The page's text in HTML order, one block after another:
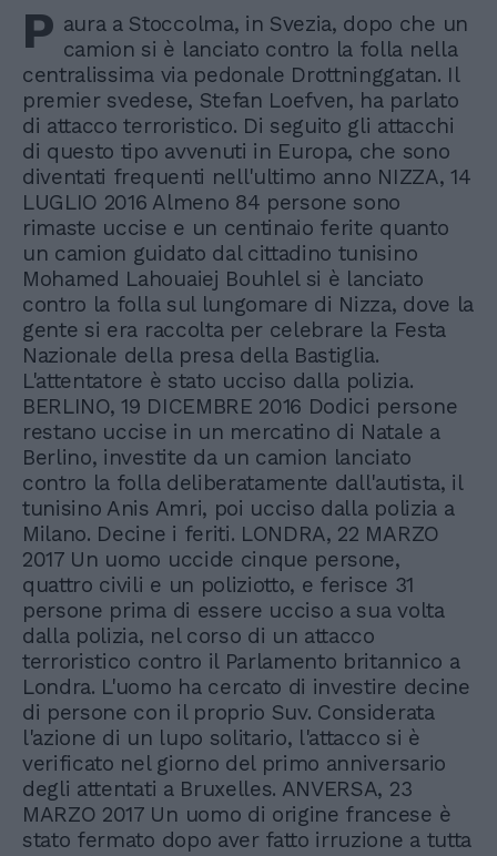
P aura a Stoccolma, in Svezia, dopo che un
camion si è lanciato contro la folla nella
centralissima via pedonale Drottninggatan. Il
premier svedese, Stefan Loefven, ha parlato
di attacco terroristico. Di seguito gli attacchi
di questo tipo avvenuti in Europa, che sono
diventati frequenti nell'ultimo anno NIZZA, 14
LUGLIO 2016 Almeno 84 persone sono
rimaste uccise e un centinaio ferite quanto
un camion guidato dal cittadino tunisino
Mohamed Lahouaiej Bouhlel si è lanciato
contro la folla sul lungomare di Nizza, dove la
gente si era raccolta per celebrare la Festa
Nazionale della presa della Bastiglia.
L'attentatore è stato ucciso dalla polizia.
BERLINO, 19 DICEMBRE 2016 Dodici persone
restano uccise in un mercatino di Natale a
Berlino, investite da un camion lanciato
contro la folla deliberatamente dall'autista, il
tunisino Anis Amri, poi ucciso dalla polizia a
Milano. Decine i feriti. LONDRA, 22 MARZO
2017 Un uomo uccide cinque persone,
quattro civili e un poliziotto, e ferisce 31
persone prima di essere ucciso a sua volta
dalla polizia, nel corso di un attacco
terroristico contro il Parlamento britannico a
Londra. L'uomo ha cercato di investire decine
di persone con il proprio Suv. Considerata
l'azione di un lupo solitario, l'attacco si è
verificato nel giorno del primo anniversario
degli attentati a Bruxelles. ANVERSA, 23
MARZO 2017 Un uomo di origine francese è
stato fermato dopo aver fatto irruzione a tutta